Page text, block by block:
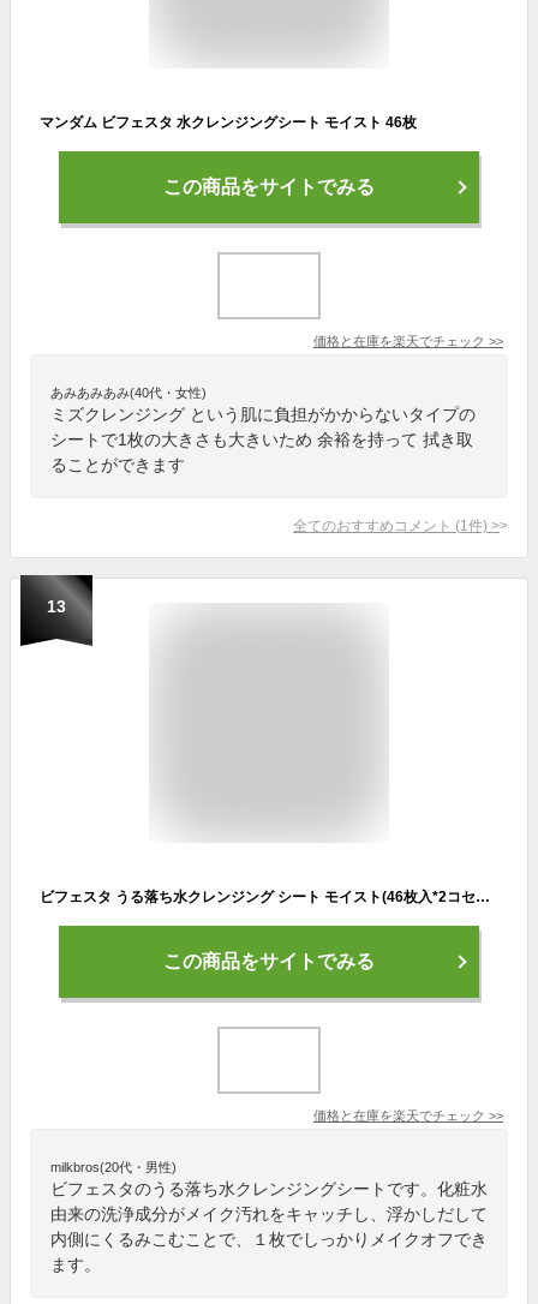
マンダム ビフェスタ 水クレンジングシート モイスト 46枚
この商品をサイトでみる
価格と在庫を楽天でチェック >>
あみあみあみ(40代・女性)
ミズクレンジング という肌に負担がかからないタイプの
シートで1枚の大きさも大きいため 余裕を持って 拭き取
ることができます
全てのおすすめコメント (1 件) >
13
ビフェスタ うる落ち水クレンジング シート モイスト(46枚入*2コセット)【ビフェスタ】
この商品をサイトでみる
価格と在庫を楽天でチェック >>
milkbros(20代・男性)
ビフェスタのうる落ち水クレンジングシートです。化粧水
由来の洗浄成分がメイク汚れをキャッチし、浮かしだして
内側にくるみこむことで、１枚でしっかりメイクオフでき
ます。